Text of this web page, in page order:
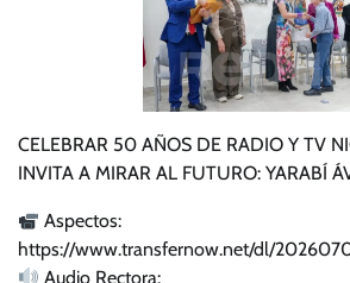
CELEBRAR 50 AÑOS DE RADIO Y TV
INVITA A MIRAR AL FUTURO: YARABÍ
Aspectos:
https://www.transfernow.net/dl/
Audio Rectora: